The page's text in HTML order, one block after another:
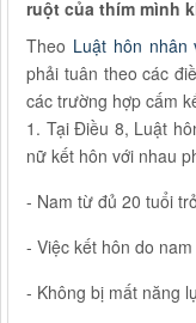
ruột của thím mình
Theo Luật hôn nhân
phải tuân theo các
các trường hợp cấm
1. Tại Điều 8, Luật
nữ kết hôn với nhau
- Nam từ đủ 20 tuổi
- Việc kết hôn do
- Không bị mất năng